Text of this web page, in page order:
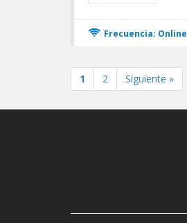
Frecuencia: Online
1 2 Siguiente »